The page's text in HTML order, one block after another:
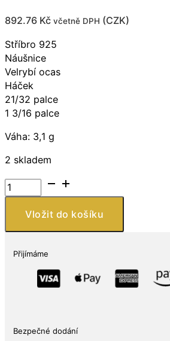
892.76 Kč včetně DPH (CZK)
Stříbro 925
Náušnice
Velrybí ocas
Háček
21/32 palce​​
1 3/16 palce
Váha: 3,1 g
2 skladem
Náušnice
ze
stříbra
háčkem
kruhu
Vložit do košíku
Přijímáme
Bezpečné dodání